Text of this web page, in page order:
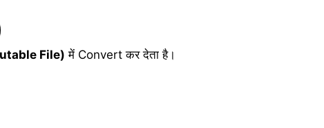
File) में Convert कर देता है।